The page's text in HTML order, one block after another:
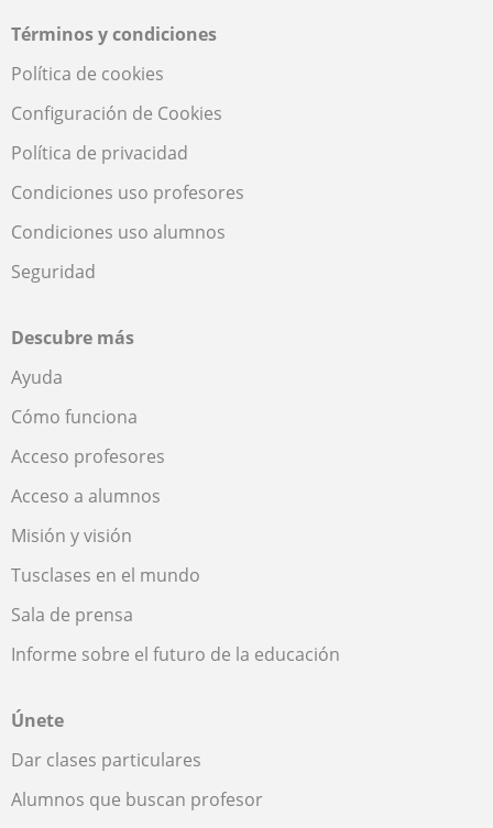
Términos y condiciones
Política de cookies
Configuración de Cookies
Política de privacidad
Condiciones uso profesores
Condiciones uso alumnos
Seguridad
Descubre más
Ayuda
Cómo funciona
Acceso profesores
Acceso a alumnos
Misión y visión
Tusclases en el mundo
Sala de prensa
Informe sobre el futuro de la educación
Únete
Dar clases particulares
Alumnos que buscan profesor